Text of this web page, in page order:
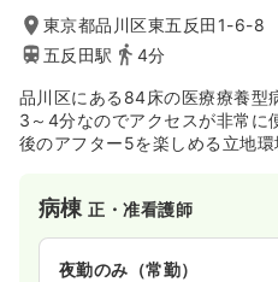
東京都品川区東五反田1-6-8
五反田駅
4分
品川区にある84床の医療療養型
3～4分なのでアクセスが非常に
後のアフター5を楽しめる立地
病棟正・准看護師
夜勤のみ（常勤）